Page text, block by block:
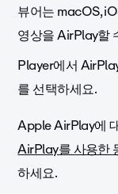
뷰어는 macOS,
영상을 AirPlay할
Player에서
를 선택하세요.
Apple AirPlay에
AirPlay를 사용한
하세요.